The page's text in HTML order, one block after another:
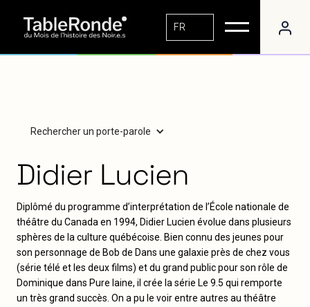
FR
Rechercher un porte-parole
Didier Lucien
Diplômé du programme d’interprétation de l’École nationale de
théâtre du Canada en 1994, Didier Lucien évolue dans plusieurs
sphères de la culture québécoise. Bien connu des jeunes pour
son personnage de Bob de Dans une galaxie près de chez vous
(série télé et les deux films) et du grand public pour son rôle de
Dominique dans Pure laine, il crée la série Le 9.5 qui remporte
un très grand succès. On a pu le voir entre autres au théâtre